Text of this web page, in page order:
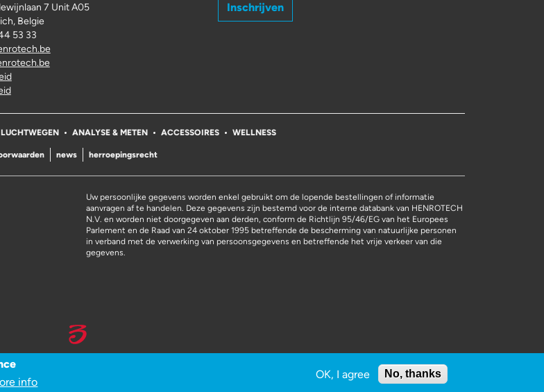
7 Unit A05
Belgie
53 33
Inschrijven
LUCHTWEGEN ANALYSE & METEN ACCESSOIRES WELLNESS
news herroepingsrecht
Uw persoonlijke gegevens worden enkel gebruikt om de lopende bestellingen of informatie
aanvragen af te handelen. Deze gegevens zijn bestemd voor de interne databank van HENROTECH
N.V. en worden niet doorgegeven aan derden, conform de Richtlijn 95/46/EG van het Europees
Parlement en de Raad van 24 oktober 1995 betreffende de bescherming van natuurlijke personen
in verband met de verwerking van persoonsgegevens en betreffende het vrije verkeer van die
gegevens.
info
OK, I agree No, thanks